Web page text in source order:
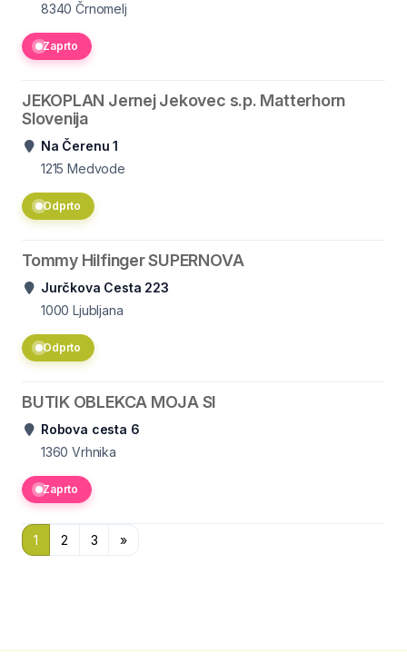
8340 Črnomelj
Zaprto
JEKOPLAN Jernej Jekovec s.p. Matterhorn
Slovenija
Na Čerenu 1
1215 Medvode
Odprto
Tommy Hilfinger SUPERNOVA
Jurčkova Cesta 223
1000 Ljubljana
Odprto
BUTIK OBLEKCA MOJA SI
Robova cesta 6
1360 Vrhnika
Zaprto
1 2 3 »